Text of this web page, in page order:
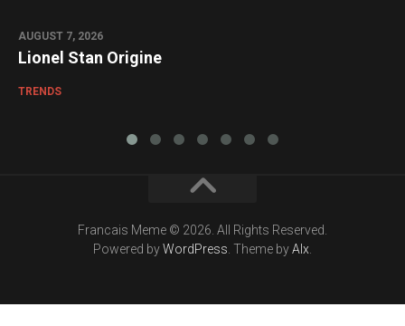
AUGUST 7, 2026
Lionel Stan Origine
TRENDS
Francais Meme © 2026. All Rights Reserved.
Powered byWordPress . Theme byAlx